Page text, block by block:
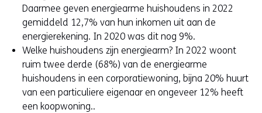
r
w
j
s
t
e
n
s
t
e
r
)
Daarmee geven energiearme huishoudens in 2022
gemiddeld 12,7% van hun inkomen uit aan de
energierekening. In 2020 was dit nog 9%.
Welke huishoudens zijn energiearm? In 2022 woont
ruim twee derde (68%) van de energiearme
huishoudens in een corporatiewoning, bijna 20% huurt
van een particuliere eigenaar en ongeveer 12% heeft
een koopwoning..